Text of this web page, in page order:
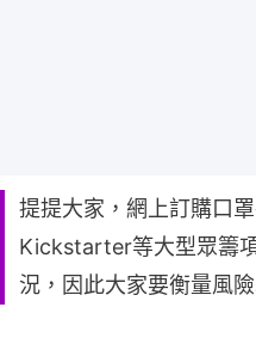
提提大家，網上訂購口
Kickstarter等大型眾籌
況，因此大家要衡量風